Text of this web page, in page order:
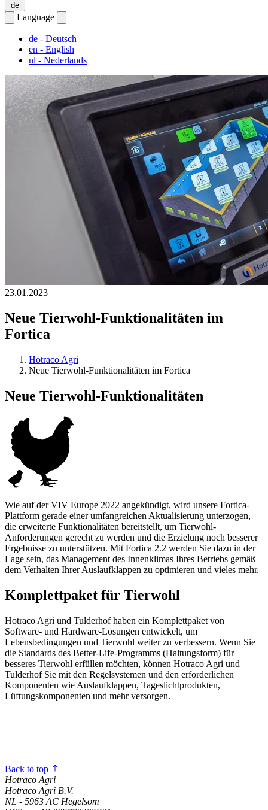
de
Language
de - Deutsch
en - English
nl - Nederlands
23.01.2023
Neue Tierwohl-Funktionalitäten im
Fortica
Hotraco Agri
Neue Tierwohl-Funktionalitäten im Fortica
Neue Tierwohl-Funktionalitäten
Wie auf der VIV Europe 2022 angekündigt, wird unsere Fortica-
Plattform gerade einer umfangreichen Aktualisierung unterzogen,
die erweiterte Funktionalitäten bereitstellt, um Tierwohl-
Anforderungen gerecht zu werden und die Erzielung noch besserer
Ergebnisse zu unterstützen. Mit Fortica 2.2 werden Sie dazu in der
Lage sein, das Management des Innenklimas Ihres Betriebs gemäß
dem Verhalten Ihrer Auslaufklappen zu optimieren und vieles mehr.
Komplettpaket für Tierwohl
Hotraco Agri und Tulderhof haben ein Komplettpaket von
Software- und Hardware-Lösungen entwickelt, um
Lebensbedingungen und Tierwohl weiter zu verbessern. Wenn Sie
die Standards des Better-Life-Programms (Haltungsform) für
besseres Tierwohl erfüllen möchten, können Hotraco Agri und
Tulderhof Sie mit den Regelsystemen und den erforderlichen
Komponenten wie Auslaufklappen, Tageslichtprodukten,
Lüftungskomponenten und mehr versorgen.
Back to top
Hotraco Agri
Hotraco Agri B.V.
NL - 5963 AC Hegelsom